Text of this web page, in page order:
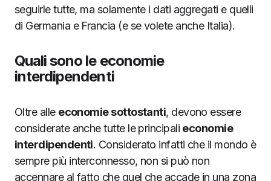
seguirle tutte, ma solamente i dati aggregati e quelli
di Germania e Francia (e se volete anche Italia).
Quali sono le economie
interdipendenti
Oltre alle economie sottostanti, devono essere
considerate anche tutte le principali economie
interdipendenti. Considerato infatti che il mondo è
sempre più interconnesso, non si può non
accennare al fatto che quel che accade in una zona